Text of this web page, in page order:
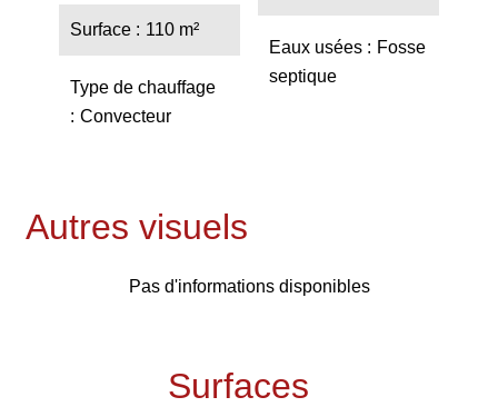
Surface 110 m²
Type de chauffage
Convecteur
Eaux usées
Fosse
septique
Autres visuels
Pas d'informations disponibles
Surfaces